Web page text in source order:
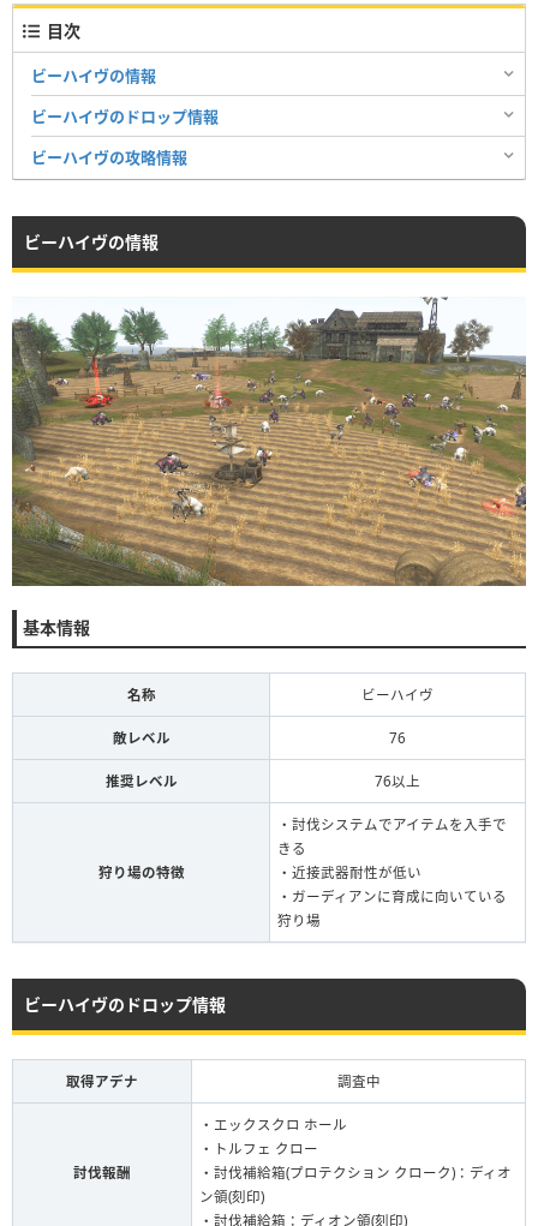
目次
ビーハイヴの情報
ビーハイヴのドロップ情報
ビーハイヴの攻略情報
ビーハイヴの情報
基本情報
名称 ビーハイヴ
敵レベル 76
推奨レベル 76以上
狩り場の特徴
・討伐システムでアイテムを入手で
きる
・近接武器耐性が低い
・ガーディアンに育成に向いている
狩り場
ビーハイヴのドロップ情報
取得アデナ 調査中
討伐報酬
・エックスクロ ホール
・トルフェ クロー
・討伐補給箱(プロテクション クローク)：ディオ
ン領(刻印)
・討伐補給箱：ディオン領(刻印)